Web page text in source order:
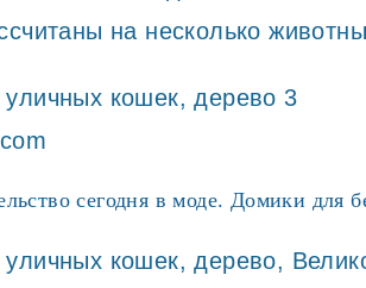
на несколько
сегодня в моде. Домики для